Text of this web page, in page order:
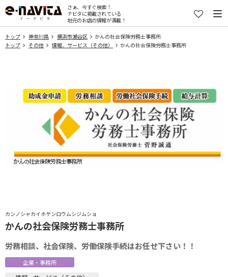
さぁ、今すぐ検索！
ナビタに掲載されている
地元のお店の情報が満載！
トップ 神奈川県 横浜市瀬谷区
かんの社会保険労務士事務所
トップ
その他 情報、サービス（その他） かんの社会保険労務士事務所
カンノシャカイホケンロウムシジムショ
かんの社会保険労務士事務所
労務相談、社会保険、労働保険手続はお任せ下さい！！
企業・事務所